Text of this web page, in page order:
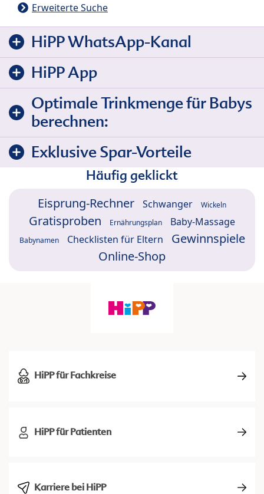
Erweiterte Suche
HiPP WhatsApp-Kanal
HiPP App
Optimale Trinkmenge für Babys
berechnen:
Exklusive Spar-Vorteile
Häufig geklickt
Eisprung-Rechner Schwanger Wickeln
Gratisproben Ernährungsplan Baby-Massage
Babynamen Checklisten für Eltern
Gewinnspiele
Online-Shop
HiPP für Fachkreise
HiPP für Patienten
Karriere bei HiPP